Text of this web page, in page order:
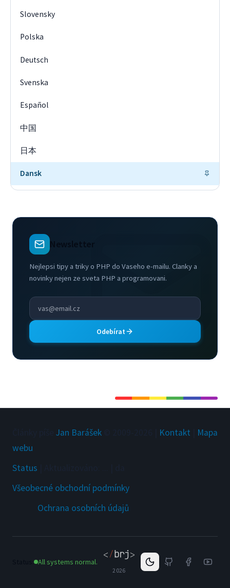
Slovensky
Polska
Deutsch
Svenska
Español
中国
日本
Dansk
Newsletter
Nejlepsi tipy a triky o PHP do Vaseho e-mailu. Clanky a
novinky nejen ze sveta PHP a programovani.
Odebírat
Jan Barášek Kontakt
Mapa
webu
Status
Všeobecné obchodní podmínky
Ochrana osobních údajů
All systems normal.
2026